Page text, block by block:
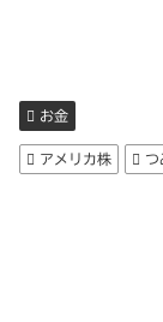
お金
アメリカ株